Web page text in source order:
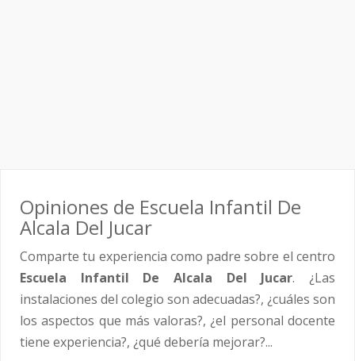
Opiniones de Escuela Infantil De
Alcala Del Jucar
Comparte tu experiencia como padre sobre el centro
Escuela Infantil De Alcala Del Jucar. ¿Las
instalaciones del colegio son adecuadas?, ¿cuáles son
los aspectos que más valoras?, ¿el personal docente
tiene experiencia?, ¿qué debería mejorar?...